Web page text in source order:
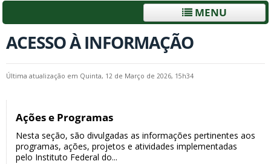
MENU
ACESSO À INFORMAÇÃO
Última atualização em Quinta, 12 de Março de 2026, 15h34
Ações e Programas
Nesta seção, são divulgadas as informações pertinentes aos
programas, ações, projetos e atividades implementadas
pelo Instituto Federal do...